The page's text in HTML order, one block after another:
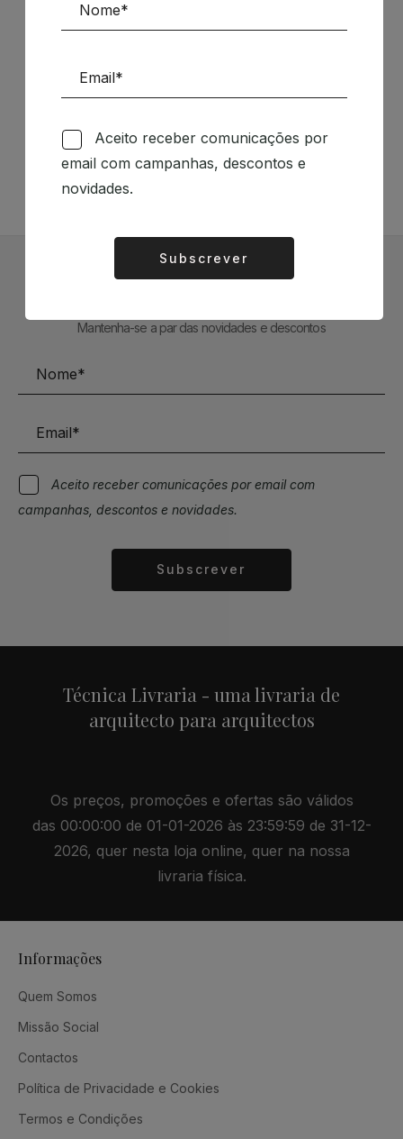
Siga-nos nas Redes Sociais
Mantenha-se a par das novidades e descontos
Aceito receber comunicações por email com
campanhas, descontos e novidades.
Subscrever
Técnica Livraria - uma livraria de
arquitecto para arquitectos
Os preços, promoções e ofertas são válidos
das 00:00:00 de 01-01-2026 às 23:59:59 de 31-12-
2026, quer nesta loja online, quer na nossa
livraria física.
Informações
Quem Somos
Missão Social
Contactos
Política de Privacidade e Cookies
Termos e Condições
Aceito receber comunicações por
email com campanhas, descontos e
novidades.
Subscrever